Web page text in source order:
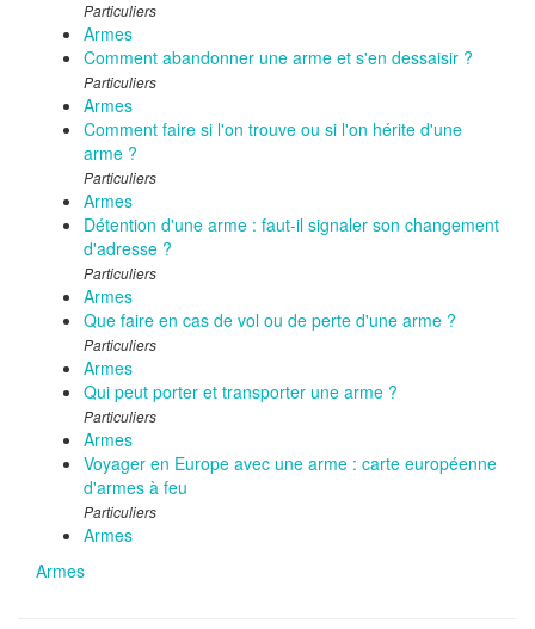
Particuliers
Armes
Comment abandonner une arme et s'en dessaisir ?
Particuliers
Armes
Comment faire si l'on trouve ou si l'on hérite d'une
arme ?
Particuliers
Armes
Détention d'une arme : faut-il signaler son changement
d'adresse ?
Particuliers
Armes
Que faire en cas de vol ou de perte d'une arme ?
Particuliers
Armes
Qui peut porter et transporter une arme ?
Particuliers
Armes
Voyager en Europe avec une arme : carte européenne
d'armes à feu
Particuliers
Armes
Armes